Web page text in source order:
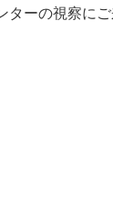
ーの視察にご